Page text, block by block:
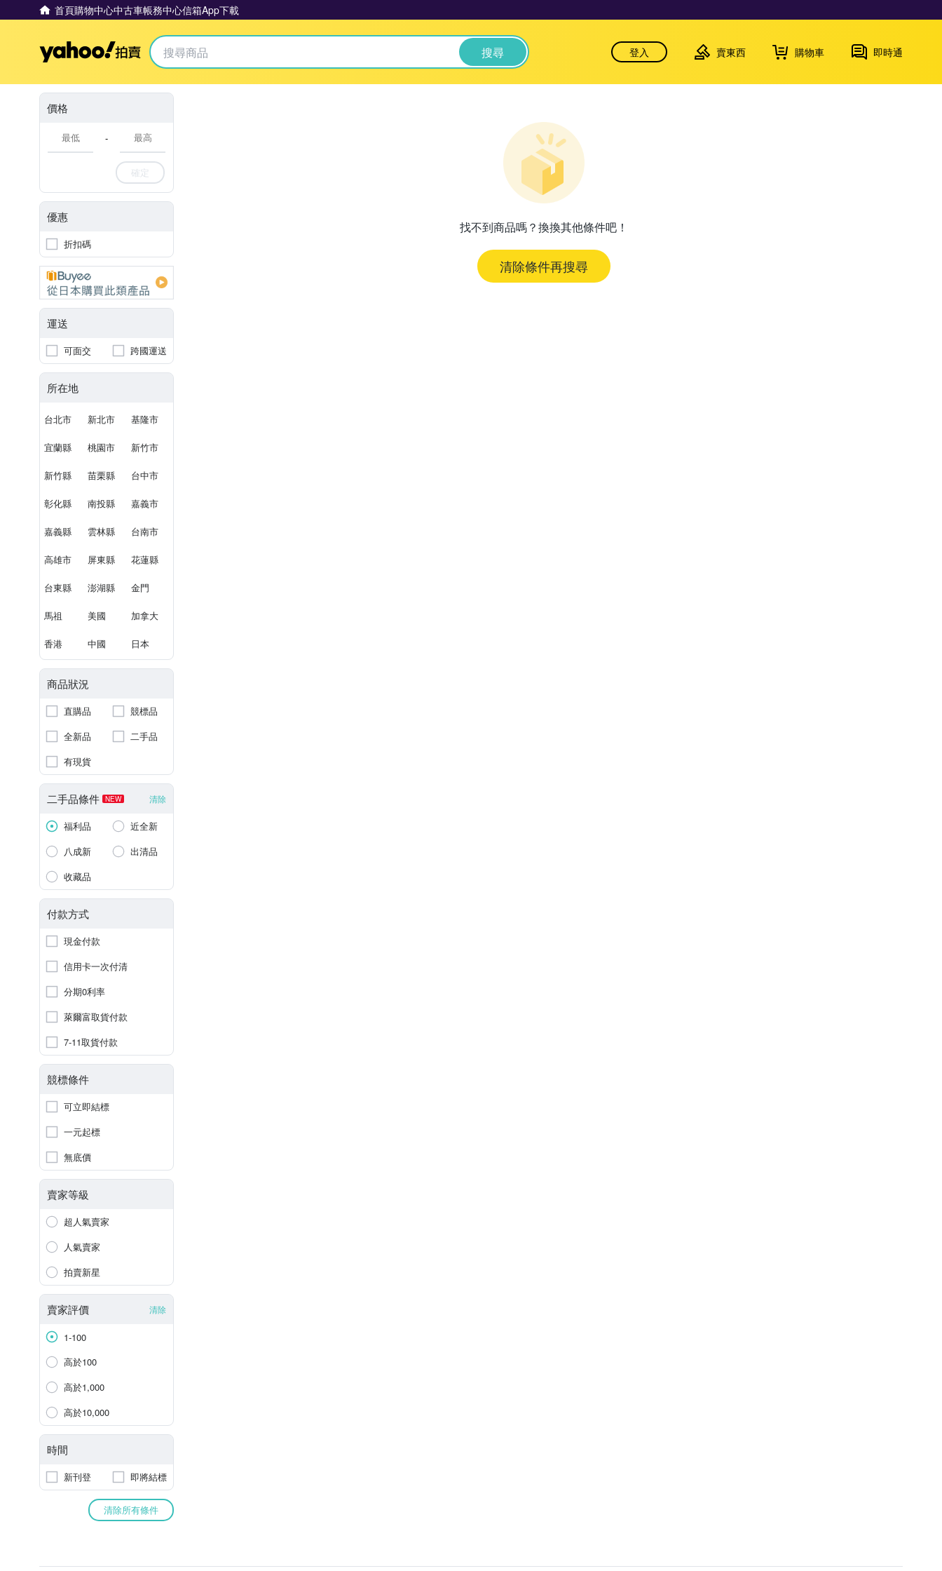
首頁購物中心中古車帳務中心信箱App下載
Yahoo拍賣 搜尋 登入 賣東西 購物車 即時通
價格
-
確定
優惠
折扣碼
運送
可面交 跨國運送
所在地
台北市 新北市 基隆市
宜蘭縣 桃園市 新竹市
新竹縣 苗栗縣 台中市
彰化縣 南投縣 嘉義市
嘉義縣 雲林縣 台南市
高雄市 屏東縣 花蓮縣
台東縣 澎湖縣 金門
馬祖 美國 加拿大
香港 中國 日本
商品狀況
直購品
競標品
全新品
二手品
有現貨
二手品條件 NEW 清除
福利品
近全新
八成新
出清品
收藏品
付款方式
現金付款
信用卡一次付清
分期0利率
萊爾富取貨付款
7-11取貨付款
競標條件
可立即結標
一元起標
無底價
賣家等級
超人氣賣家
人氣賣家
拍賣新星
賣家評價 清除
1-100
高於100
高於1,000
高於10,000
時間
新刊登 即將結標
清除所有條件
找不到商品嗎？換換其他條件吧！
清除條件再搜尋